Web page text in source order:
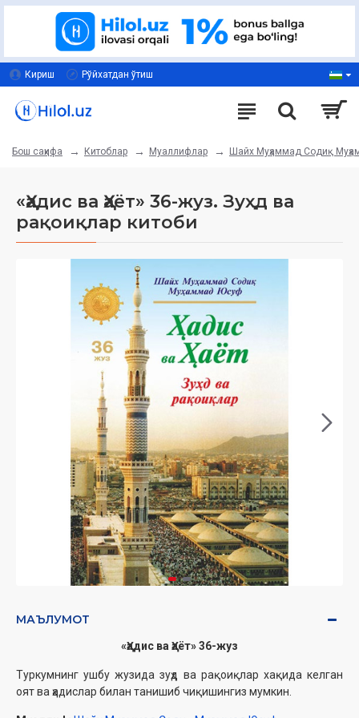
Кириш Рўйхатдан ўтиш
Бош саҳифа Китоблар Муаллифлар Шайх Муҳаммад Содиқ
«Ҳадис ва Ҳаёт» 36-жуз. Зуҳд ва
рақоиқлар китоби
МАЪЛУМОТ
«Ҳадис ва Ҳаёт» 36-жуз
Туркумнинг ушбу жузида зуҳд ва рақоиқлар хақида келган
оят ва ҳадислар билан танишиб чиқишингиз мумкин.